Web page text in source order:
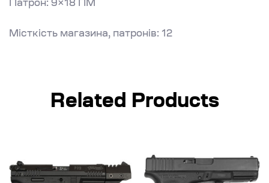
Патрон: 9×18 ПМ
Місткість магазина, патронів: 12
Related Products